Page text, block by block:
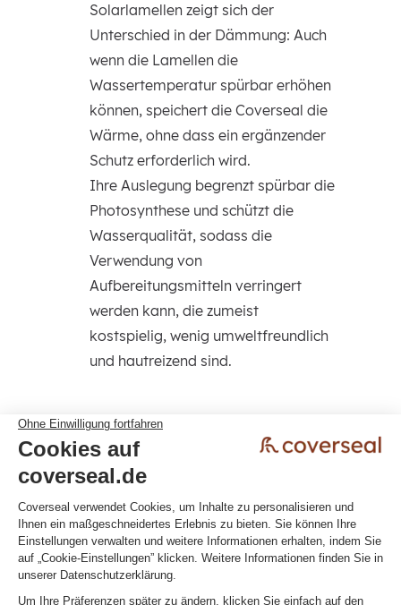
Solarlamellen zeigt sich der
Unterschied in der Dämmung: Auch
wenn die Lamellen die
Wassertemperatur spürbar erhöhen
können, speichert die Coverseal die
Wärme, ohne dass ein ergänzender
Schutz erforderlich wird.
Ihre Auslegung begrenzt spürbar die
Photosynthese und schützt die
Wasserqualität, sodass die
Verwendung von
Aufbereitungsmitteln verringert
werden kann, die zumeist
kostspielig, wenig umweltfreundlich
und hautreizend sind.